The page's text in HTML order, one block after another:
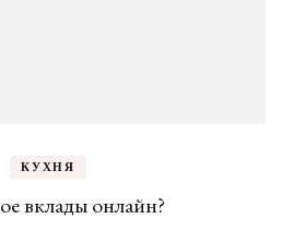
КУХНЯ
вклады онлайн?